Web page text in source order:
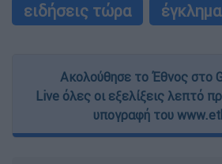
ειδήσεις τώρα
έγκλημα
Ακολούθησε το Έθνος στο
Live όλες οι εξελίξεις λεπτό
υπογραφή του